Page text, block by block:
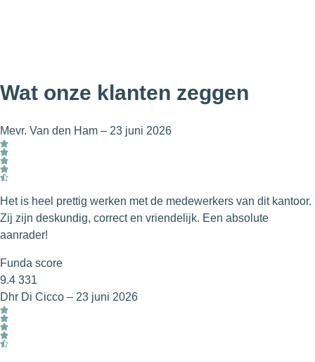
Wat onze klanten zeggen
Mevr. Van den Ham – 23 juni 2026
Het is heel prettig werken met de medewerkers van dit kantoor.
Zij zijn deskundig, correct en vriendelijk. Een absolute
aanrader!
Funda score
9.4 331
Dhr Di Cicco – 23 juni 2026